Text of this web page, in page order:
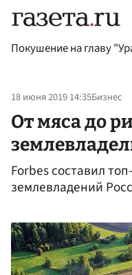
Покушение на главу
18 июня 2019 14:35Бизнес
От мяса до
Forbes составил
землевладений